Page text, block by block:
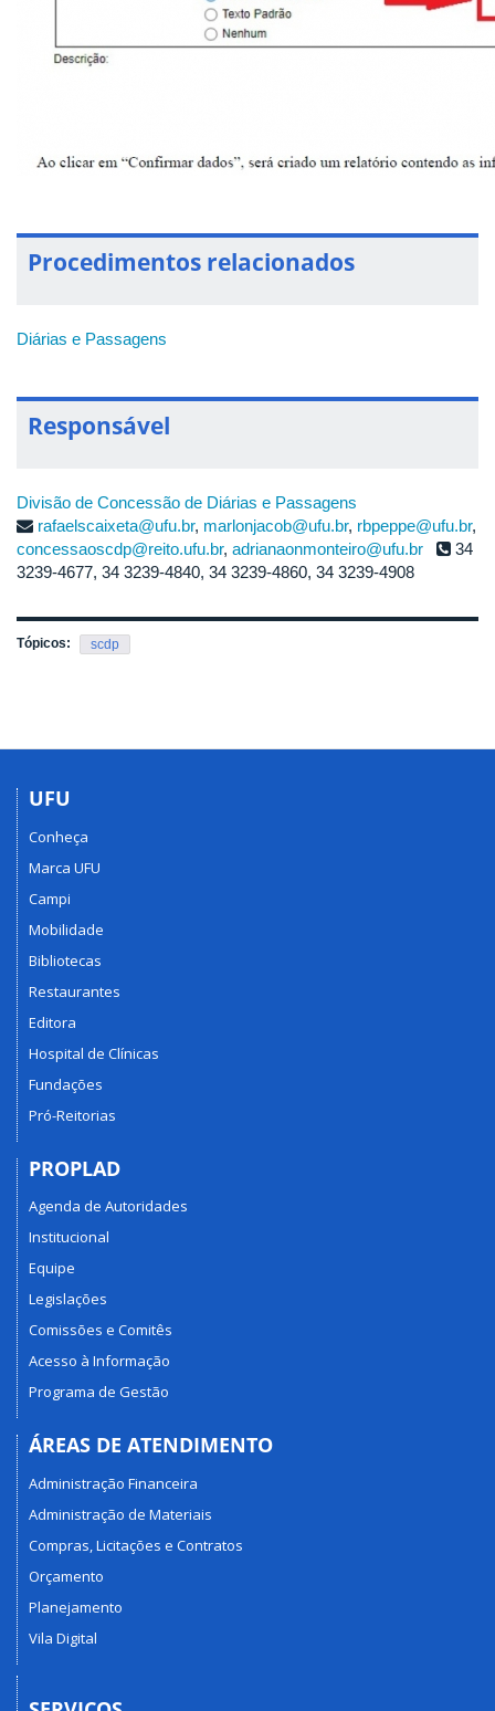
Procedimentos relacionados
Diárias e Passagens
Responsável
Divisão de Concessão de Diárias e Passagens
rafaelscaixeta@ufu.br, marlonjacob@ufu.br, rbpeppe@ufu.br,
concessaoscdp@reito.ufu.br, adrianaonmonteiro@ufu.br
34
3239-4677, 34 3239-4840, 34 3239-4860, 34 3239-4908
Tópicos: scdp
UFU
Conheça
Marca UFU
Campi
Mobilidade
Bibliotecas
Restaurantes
Editora
Hospital de Clínicas
Fundações
Pró-Reitorias
PROPLAD
Agenda de Autoridades
Institucional
Equipe
Legislações
Comissões e Comitês
Acesso à Informação
Programa de Gestão
ÁREAS DE ATENDIMENTO
Administração Financeira
Administração de Materiais
Compras, Licitações e Contratos
Orçamento
Planejamento
Vila Digital